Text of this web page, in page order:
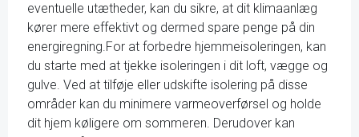
eventuelle utætheder, kan du sikre, at dit klimaanlæg
kører mere effektivt og dermed spare penge på din
energiregning.For at forbedre hjemmeisoleringen, kan
du starte med at tjekke isoleringen i dit loft, vægge og
gulve. Ved at tilføje eller udskifte isolering på disse
områder kan du minimere varmeoverførsel og holde
dit hjem køligere om sommeren. Derudover kan